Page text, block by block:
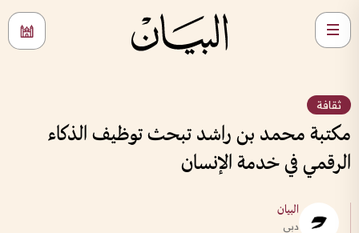
ثقافة
مكتبة محمد بن راشد تبحث توظيف الذكاء
الرقمي في خدمة الإنسان
البيان
دبي